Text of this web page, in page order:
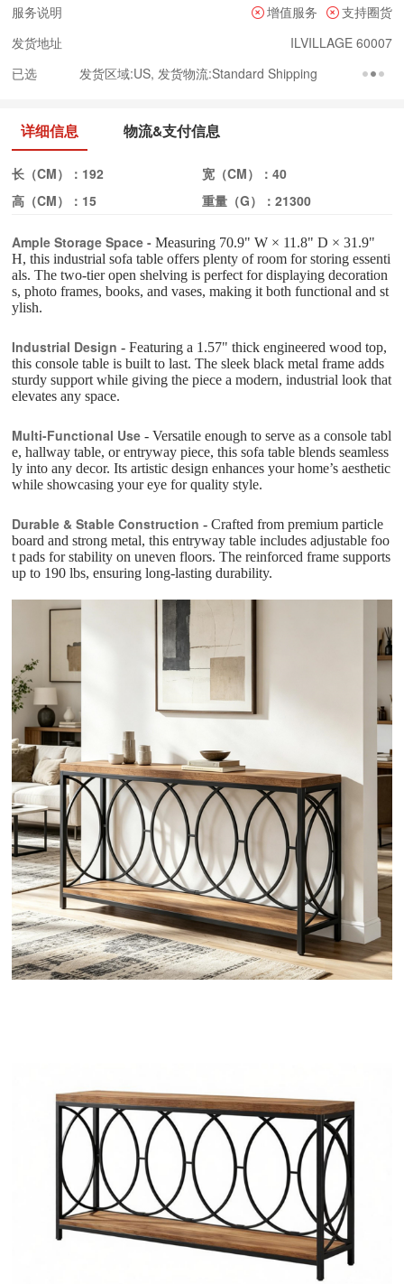
服务说明 增值服务
支持圈货
发货地址
ILVILLAGE 60007
已选
发货区域:US, 发货物流:Standard Shipping
详细信息 物流&支付信息
长（CM）： 192 宽（CM）： 40
高（CM）： 15 重量（G）： 21300
Ample Storage Space -Measuring 70.9" W × 11.8" D × 31.9"
H, this industrial sofa table offers plenty of room for storing essenti
als. The two-tier open shelving is perfect for displaying decoration
s, photo frames, books, and vases, making it both functional and st
ylish.
Industrial Design - Featuring a 1.57" thick engineered wood top,
this console table is built to last. The sleek black metal frame adds
sturdy support while giving the piece a modern, industrial look that
elevates any space.
Multi-Functional Use - Versatile enough to serve as a console tabl
e, hallway table, or entryway piece, this sofa table blends seamless
ly into any decor. Its artistic design enhances your home’s aesthetic
while showcasing your eye for quality style.
Durable & Stable Construction - Crafted from premium particle
board and strong metal, this entryway table includes adjustable foo
t pads for stability on uneven floors. The reinforced frame supports
up to 190 lbs, ensuring long-lasting durability.